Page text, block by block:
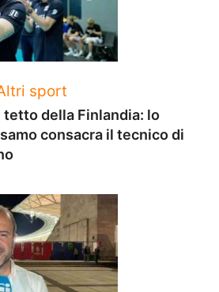
sport
tetto della Finlandia: lo
consacra il tecnico di